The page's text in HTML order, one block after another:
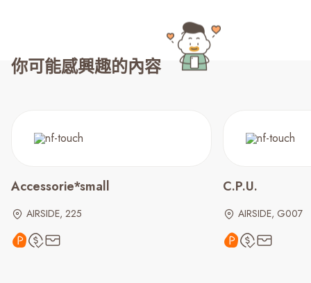
你可能感興趣的內容
Accessorie*small
AIRSIDE, 225
C.P.U.
AIRSIDE, G007